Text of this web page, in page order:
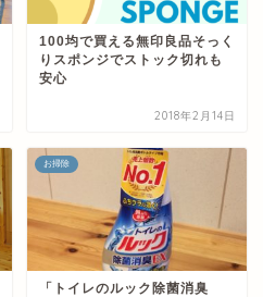
100均で買える無印良品そっく
りスポンジでストック切れも
安心
2018年2月14日
お掃除
「トイレのルック除菌消臭